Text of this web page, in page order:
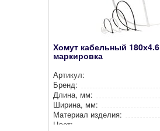
Хомут кабельный 180х4.6
маркировка
Артикул:
Бренд:
Длина, мм:
Ширина, мм:
Материал изделия:
Цвет: